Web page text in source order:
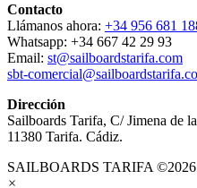
Contacto
Llámanos ahora: +34 956 681
Whatsapp: +34 667 42 29 93
Email: st@sailboardstarifa.com
sbt-
Dirección
Sailboards Tarifa, C/ Jimena de
11380 Tarifa. Cádiz.
SAILBOARDS TARIFA ©2026
×